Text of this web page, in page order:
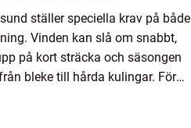
ställer speciella krav på både
Vinden kan slå om snabbt,
på kort sträcka och säsongen
bleke till hårda kulingar. För